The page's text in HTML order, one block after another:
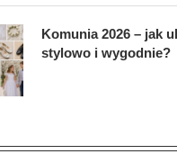
Komunia 2026 – jak
stylowo i wygodnie?